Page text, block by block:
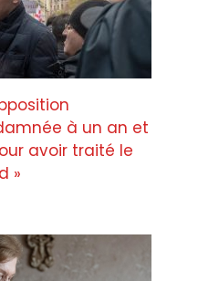
à un an et
avoir traité le
»